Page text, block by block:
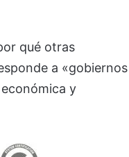
qué otras
a «gobiernos
y